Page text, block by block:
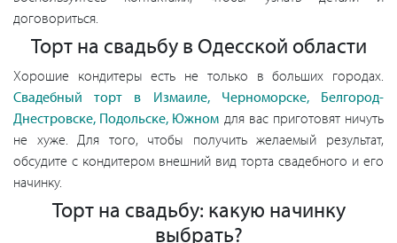
договориться.
Торт на свадьбу в Одесской области
Хорошие кондитеры есть не только в больших городах.
Свадебный торт в Измаиле, Черноморске, Белгород-
Днестровске, Подольске, Южном для вас приготовят ничуть
не хуже. Для того, чтобы получить желаемый результат,
обсудите с кондитером внешний вид торта свадебного и его
начинку.
Торт на свадьбу: какую начинку
выбрать?